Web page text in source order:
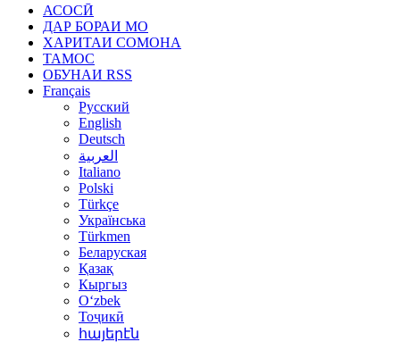
АСОСӢ
ДАР БОРАИ МО
ХАРИТАИ СОМОНА
ТАМОС
ОБУНАИ RSS
Français
Русский
English
Deutsch
العربية
Italiano
Polski
Türkçe
Українська
Türkmen
Беларуская
Қазақ
Кыргыз
Oʻzbek
Тоҷикӣ
հայերէն